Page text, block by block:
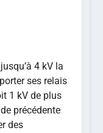
4 kV la
ses relais
1 kV de plus
précédente
des